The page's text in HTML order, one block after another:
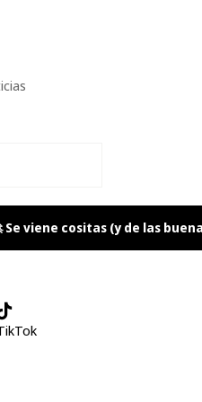
viene cositas (y de las